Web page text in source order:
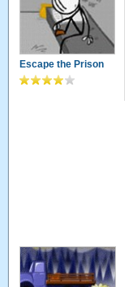
Escape the Prison